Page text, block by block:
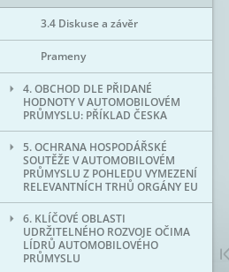
3.4 Diskuse a závěr
Prameny
4. OBCHOD DLE PŘIDANÉ
HODNOTY V AUTOMOBILOVÉM
PRŮMYSLU: PŘÍKLAD ČESKA
5. OCHRANA HOSPODÁŘSKÉ
SOUTĚŽE V AUTOMOBILOVÉM
PRŮMYSLU Z POHLEDU VYMEZENÍ
RELEVANTNÍCH TRHŮ ORGÁNY EU
6. KLÍČOVÉ OBLASTI
UDRŽITELNÉHO ROZVOJE OČIMA
LÍDRŮ AUTOMOBILOVÉHO
PRŮMYSLU